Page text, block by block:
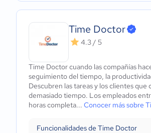
Time Doctor
4.3 / 5
Time Doctor cuando las compañías
seguimiento del tiempo, la
Descubren las tareas y los clientes que
demasiado tiempo. Los empleados
horas completa... Conocer más sobre
Funcionalidades de Time Doctor